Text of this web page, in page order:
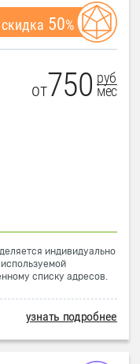
скидка 50%
от750 руб
мес
индивидуально
списку адресов.
узнать подробнее